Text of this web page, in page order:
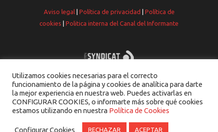
Aviso legal | Política de privacidad | Política de
cookies | Politica interna del Canal del Informante
Utilizamos cookies necesarias para el correcto
funcionamiento de la página y cookies de analítica para darte
la mejor experiencia en nuestra web. Puedes activarlas en
CONFIGURAR COOKIES, o informarte más sobre qué cookies
estamos utilizando en nuestra Política de Cookies
Configurar Cookies RECHAZAR ACEPTAR